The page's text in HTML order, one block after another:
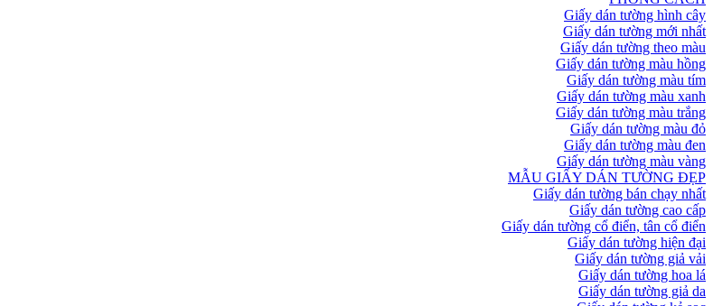
Giấy dán tường hình cây
Giấy dán tường mới nhất
Giấy dán tường theo màu
Giấy dán tường màu hồng
Giấy dán tường màu tím
Giấy dán tường màu xanh
Giấy dán tường màu trắng
Giấy dán tường màu đỏ
Giấy dán tường màu đen
Giấy dán tường màu vàng
MẪU GIẤY DÁN TƯỜNG ĐẸP
Giấy dán tường bán chạy nhất
Giấy dán tường cao cấp
Giấy dán tường cổ điển, tân cổ điển
Giấy dán tường hiện đại
Giấy dán tường giả vải
Giấy dán tường hoa lá
Giấy dán tường giả da